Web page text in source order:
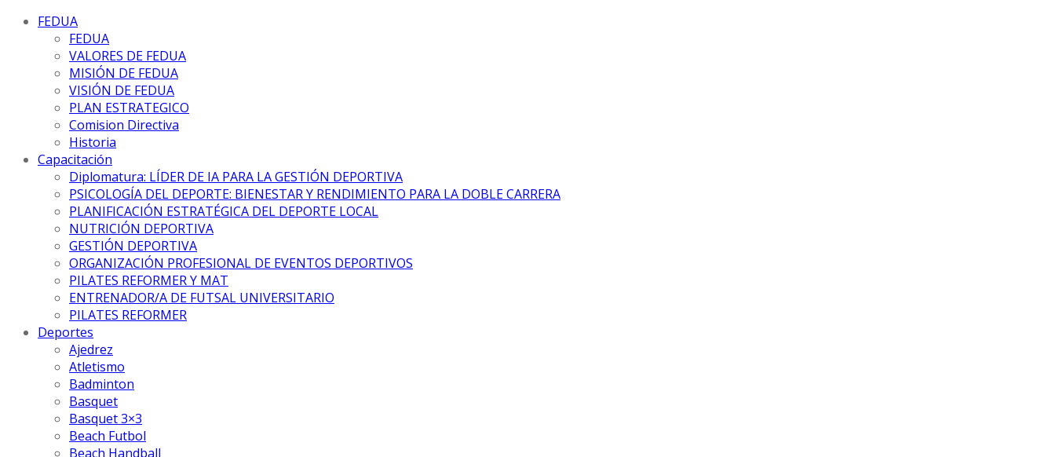
FEDUA
FEDUA
VALORES DE FEDUA
MISIÓN DE FEDUA
VISIÓN DE FEDUA
PLAN ESTRATEGICO
Comision Directiva
Historia
Capacitación
Diplomatura: LÍDER DE IA PARA LA GESTIÓN DEPORTIVA
PSICOLOGÍA DEL DEPORTE: BIENESTAR Y RENDIMIENTO PARA LA DOBLE CARRERA
PLANIFICACIÓN ESTRATÉGICA DEL DEPORTE LOCAL
NUTRICIÓN DEPORTIVA
GESTIÓN DEPORTIVA
ORGANIZACIÓN PROFESIONAL DE EVENTOS DEPORTIVOS
PILATES REFORMER Y MAT
ENTRENADOR/A DE FUTSAL UNIVERSITARIO
PILATES REFORMER
Deportes
Ajedrez
Atletismo
Badminton
Basquet
Basquet 3×3
Beach Futbol
Beach Handball